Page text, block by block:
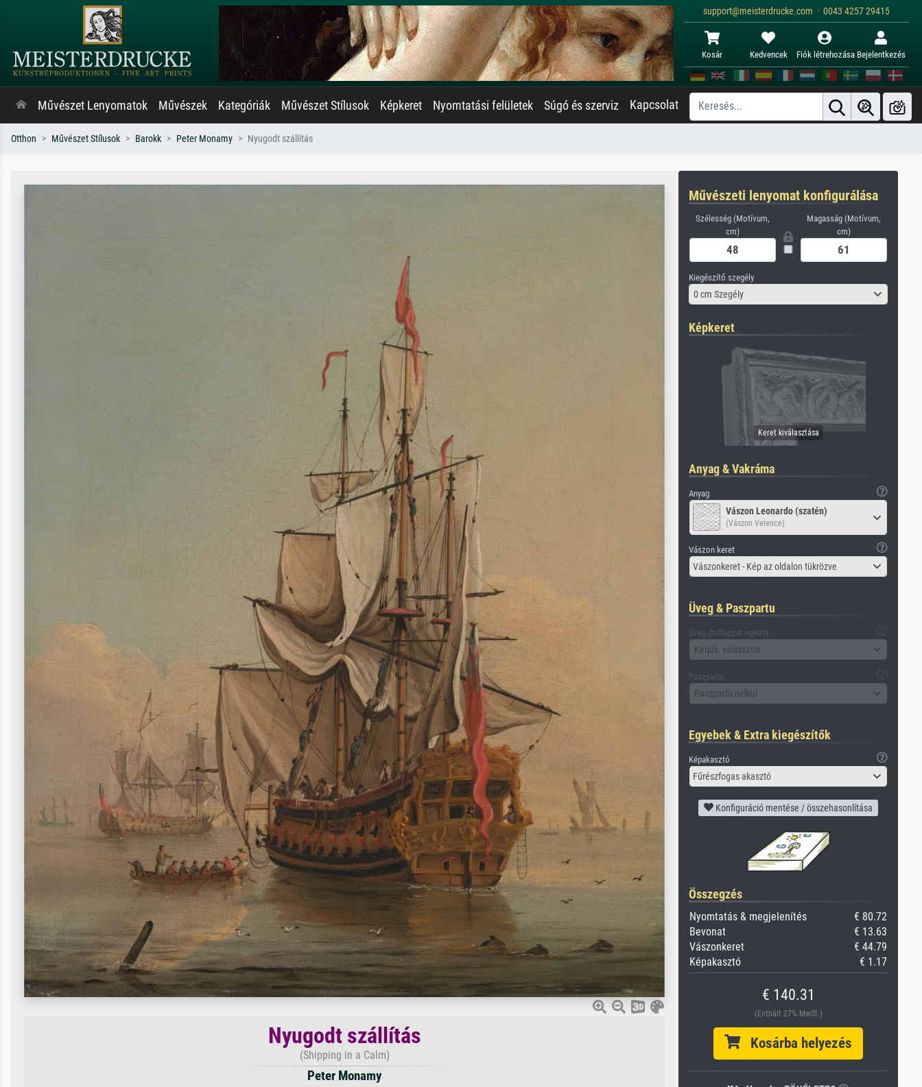
support@meisterdrucke.com · 0043 4257 29415
Kosár Kedvencek Fiók létrehozása Bejelentkezés
Művészet Lenyomatok Művészek Kategóriák Művészet Stílusok Képkeret Nyomtatási felületek Súgó és szerviz Kapcsolat
Otthon Művészet Stílusok Barokk Peter Monamy Nyugodt szállítás
Nyugodt szállítás
(Shipping in a Calm)
Peter Monamy
Művészeti lenyomat konfigurálása
Szélesség (Motívum,
cm)
Magasság (Motívum,
cm)
Kiegészítő szegély
0 cm Szegély
Képkeret
Anyag & Vakráma
Anyag
Vászon Leonardo (szatén)
(Vászon Velence)
Vászon keret
Vászonkeret - Kép az oldalon tükrözve
Üveg & Paszpartu
Üveg (hátlappal együtt)
Kérjük, válasszon
Paszpartu
Paszpartu nélkül
Egyebek & Extra kiegészítők
Képakasztó
Fűrészfogas akasztó
Konfiguráció mentése / összehasonlítása
Összegzés
Nyomtatás & megjelenítés
€ 80.72
Bevonat
€ 13.63
Vászonkeret
€ 44.79
Képakasztó
€ 1.17
€ 140.31
(Enthält 27% MwSt.)
Kosárba helyezés